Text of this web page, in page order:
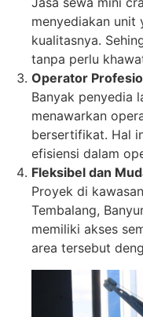
menyediakan unit
kualitasnya.
tanpa perlu
Operator
Banyak penyedia
menawarkan
bersertifikat. Hal
efisiensi dalam
Fleksibel dan
Proyek di
Tembalang,
memiliki akses
area tersebut